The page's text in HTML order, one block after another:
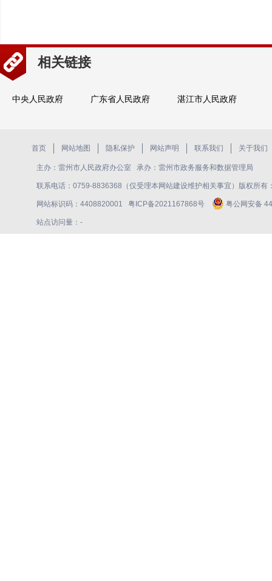
相关链接
中央人民政府 广东省人民政府 湛江市人民政府
首页 网站地图 隐私保护 网站声明 联系我们 关于我们
主办：雷州市人民政府办公室 承办：雷州市政务服务和数据管理局
联系电话：0759-8836368（仅受理本网站建设维护相关事宜）版权所有
网站标识码：4408820001 粤ICP备2021167868号 粤公网安备
站点访问量： -